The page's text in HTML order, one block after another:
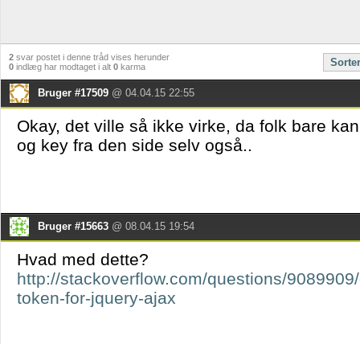
2 svar postet i denne tråd vises herunder
0 indlæg har modtaget i alt 0 karma
Bruger #17509 @ 04.04.15 22:55
Okay, det ville så ikke virke, da folk bare
og key fra den side selv også..
Bruger #15663 @ 08.04.15 19:54
Hvad med dette?
http://stackoverflow.com/questions/
token-for-jquery-ajax